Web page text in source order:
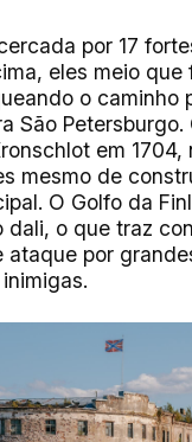
por 17
eles meio que
o caminho
São Petersburgo.
em 1704,
mesmo de
O Golfo da
dali, o que traz
ataque por